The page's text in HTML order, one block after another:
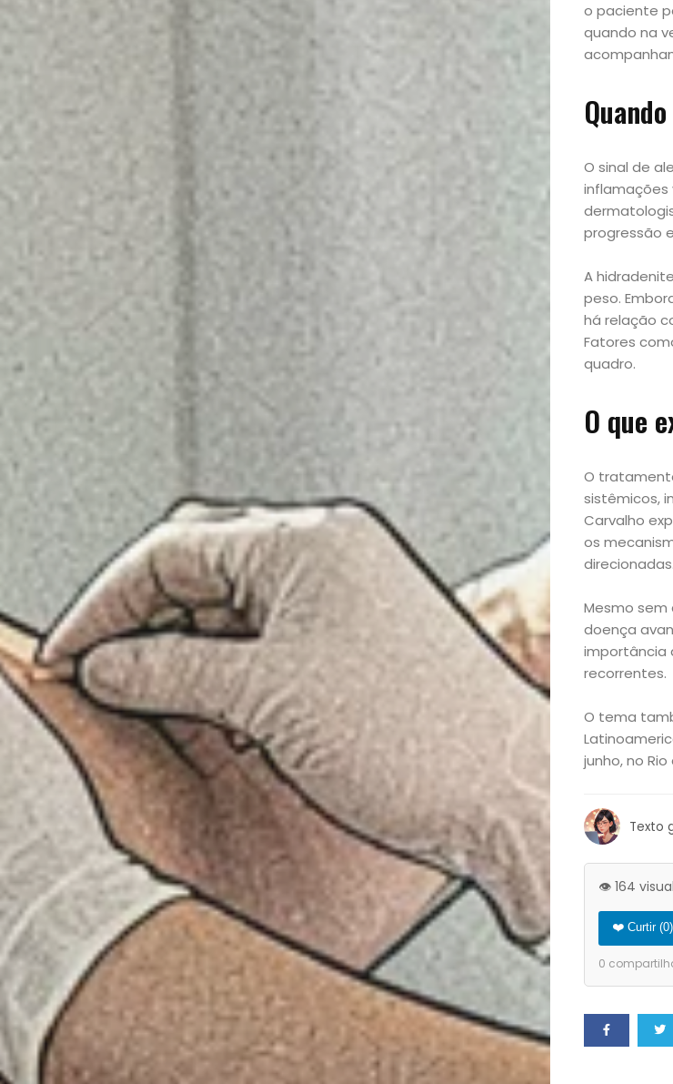
Início
Beleza
Bora
lá!
e
Homem
Mães
&
Filhos
Pets
Saúde
e
o paciente
quando na
O sinal de
inflamações
progressão
A
peso.
há relação
Fatores
quadro.
O que
O
sistêmicos,
Carvalho
os
direcionadas.
Mesmo
doença
importância
recorrentes.
O tema
junho, no
Texto
👁️ 164
❤️ Curtir (0)
0